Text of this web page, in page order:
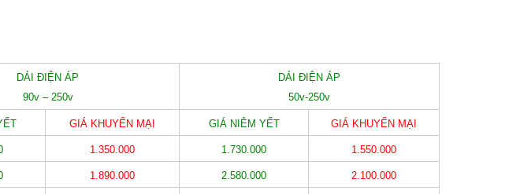
DẢI ĐIỆN ÁP
90v – 250v
DẢI ĐIỆN ÁP
50v-250v
GIÁ KHUYẾN MẠI GIÁ NIÊM YẾT GIÁ KHUYẾN MẠI
1.350.000 1.730.000 1.550.000
1.890.000 2.580.000 2.100.000